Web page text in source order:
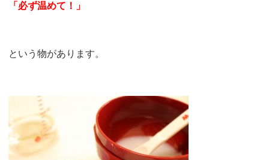
「必ず温めて！」
という物があります。